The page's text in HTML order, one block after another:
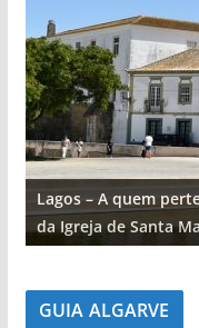
Lagos – A quem
da Igreja de Santa
GUIA ALGARVE